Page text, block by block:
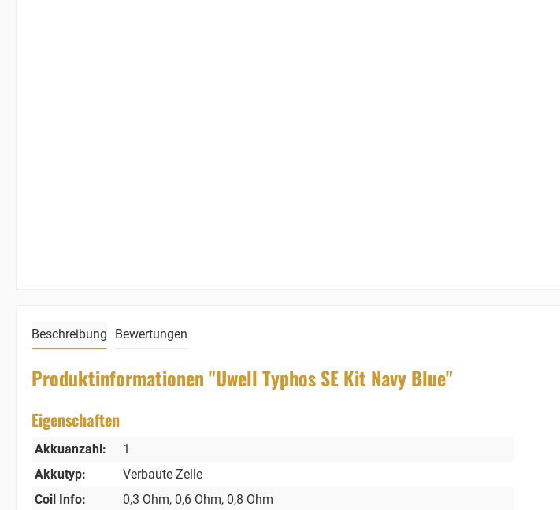
Beschreibung Bewertungen
Produktinformationen "Uwell Typhos SE Kit Navy Blue"
Eigenschaften
Akkuanzahl:
1
Akkutyp:
Verbaute Zelle
Coil Info:
0,3 Ohm, 0,6 Ohm, 0,8 Ohm